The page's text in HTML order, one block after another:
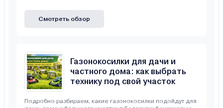
Смотреть обзор
Газонокосилки для дачи и
частного дома: как выбрать
технику под свой участок
Подробно разбираем, какие газонокосилки подойдут для